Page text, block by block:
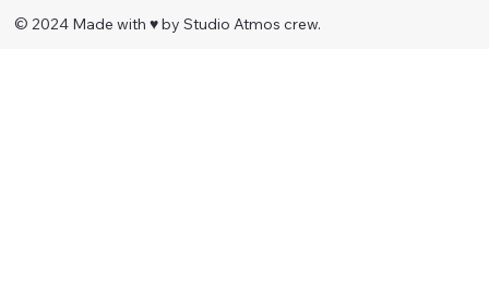
© 2024 Made with ♥︎ by Studio Atmos crew.